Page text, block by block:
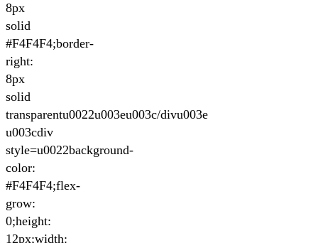
8px
solid
#F4F4F4;border-
right:
8px
solid
transparentu0022u003eu003c/divu003e
u003cdiv
style=u0022background-
color:
#F4F4F4;flex-
grow:
0;height:
12px;width: